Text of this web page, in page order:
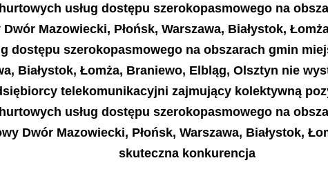
usług dostępu szerokopasmowego na
Mazowiecki, Płońsk, Warszawa, Białystok,
dostępu szerokopasmowego na obszarach gmin
Białystok, Łomża, Braniewo, Elbląg, Olsztyn nie
telekomunikacyjni zajmujący kolektywną
usług dostępu szerokopasmowego na
Dwór Mazowiecki, Płońsk, Warszawa, Białystok,
skuteczna konkurencja